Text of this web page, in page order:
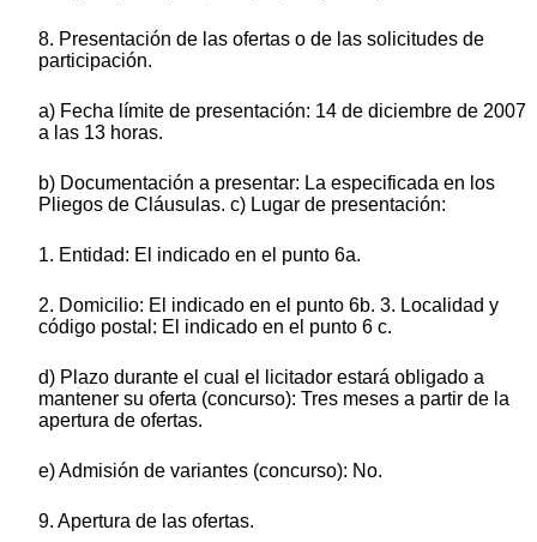
8. Presentación de las ofertas o de las solicitudes de
participación.
a) Fecha límite de presentación: 14 de diciembre de 2007
a las 13 horas.
b) Documentación a presentar: La especificada en los
Pliegos de Cláusulas. c) Lugar de presentación:
1. Entidad: El indicado en el punto 6a.
2. Domicilio: El indicado en el punto 6b. 3. Localidad y
código postal: El indicado en el punto 6 c.
d) Plazo durante el cual el licitador estará obligado a
mantener su oferta (concurso): Tres meses a partir de la
apertura de ofertas.
e) Admisión de variantes (concurso): No.
9. Apertura de las ofertas.